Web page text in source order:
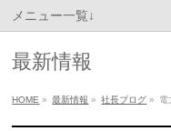
メニュー一覧↓
最新情報
HOME » 最新情報 » 社長ブログ » 電